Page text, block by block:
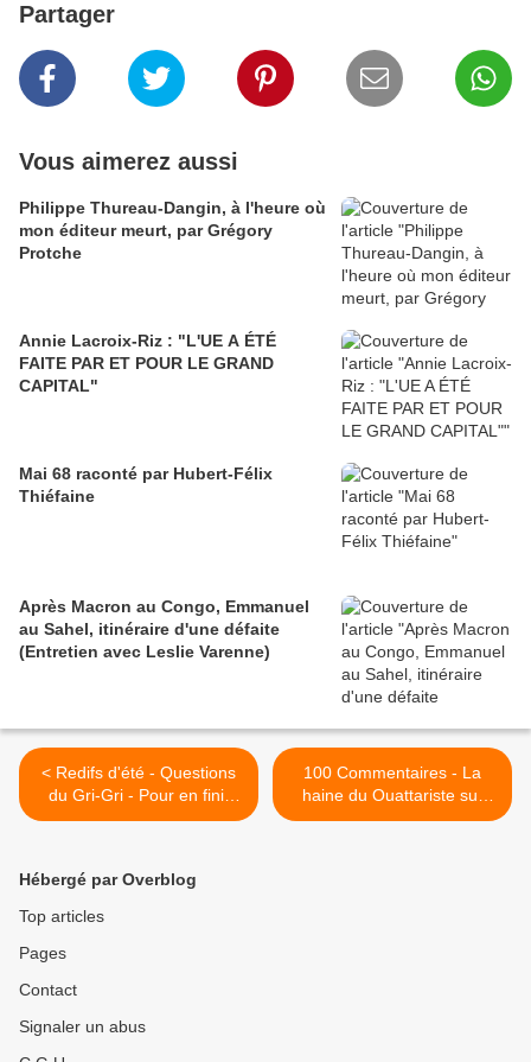
Partager
Vous aimerez aussi
Philippe Thureau-Dangin, à l'heure où
mon éditeur meurt, par Grégory
Protche
Annie Lacroix-Riz : "L'UE A ÉTÉ
FAITE PAR ET POUR LE GRAND
CAPITAL"
Mai 68 raconté par Hubert-Félix
Thiéfaine
Après Macron au Congo, Emmanuel
au Sahel, itinéraire d'une défaite
(Entretien avec Leslie Varenne)
< Redifs d'été - Questions
du Gri-Gri - Pour en finir
avec Christophe Barbier -
100 Commentaires - La
haine du Ouattariste sur
Internet >
Hébergé par Overblog
Top articles
Pages
Contact
Signaler un abus